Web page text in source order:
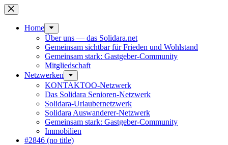
Skip
to
contentHome
Über uns — das Solidara.net
Gemeinsam sichtbar für Frieden und Wohlstand
Gemeinsam stark: Gastgeber-Community
Mitglied­schaft
Netzwerken
KONTAKTOO-Netzwerk
Das Solidara Senioren-Netzwerk
Solidara-Urlau­­ber­­netzwerk
Solidara Auswan­­derer-Netzwerk
Gemeinsam stark: Gastgeber-Community
Immobilien
#2846 (no title)